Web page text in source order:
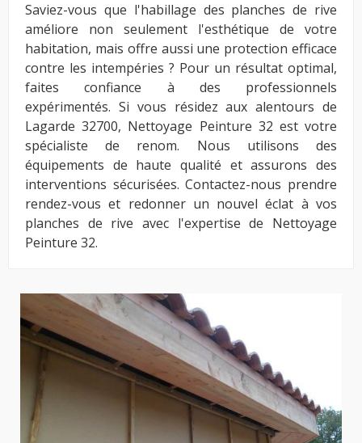
Saviez-vous que l'habillage des planches de rive
améliore non seulement l'esthétique de votre
habitation, mais offre aussi une protection efficace
contre les intempéries ? Pour un résultat optimal,
faites confiance à des professionnels
expérimentés. Si vous résidez aux alentours de
Lagarde 32700, Nettoyage Peinture 32 est votre
spécialiste de renom. Nous utilisons des
équipements de haute qualité et assurons des
interventions sécurisées. Contactez-nous prendre
rendez-vous et redonner un nouvel éclat à vos
planches de rive avec l'expertise de Nettoyage
Peinture 32.